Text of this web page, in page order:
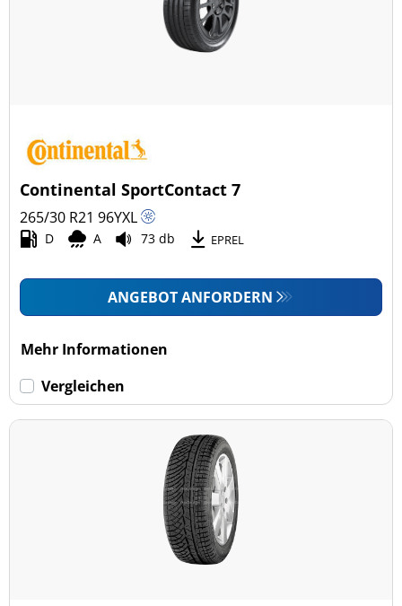
Continental SportContact 7
265/30 R2196YXL
D A 73 db EPREL
ANGEBOT ANFORDERN
Mehr Informationen
Vergleichen